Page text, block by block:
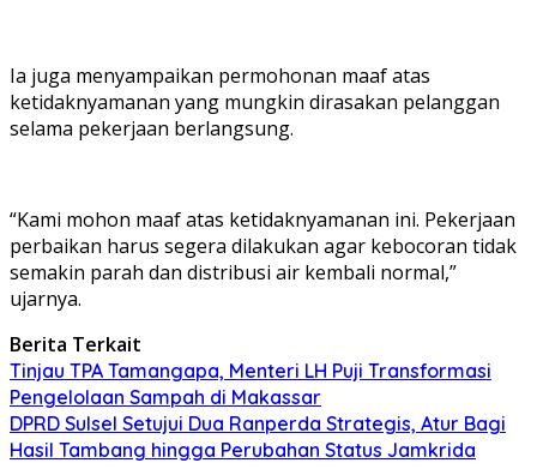
Ia juga menyampaikan permohonan maaf atas
ketidaknyamanan yang mungkin dirasakan pelanggan
selama pekerjaan berlangsung.
“Kami mohon maaf atas ketidaknyamanan ini. Pekerjaan
perbaikan harus segera dilakukan agar kebocoran tidak
semakin parah dan distribusi air kembali normal,”
ujarnya.
Berita Terkait
Tinjau TPA Tamangapa, Menteri LH Puji Transformasi
Pengelolaan Sampah di Makassar
DPRD Sulsel Setujui Dua Ranperda Strategis, Atur Bagi
Hasil Tambang hingga Perubahan Status Jamkrida